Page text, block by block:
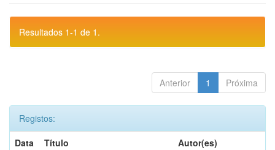
Resultados 1-1 de 1.
Anterior 1 Próxima
Registos:
Data
Título
Autor(es)